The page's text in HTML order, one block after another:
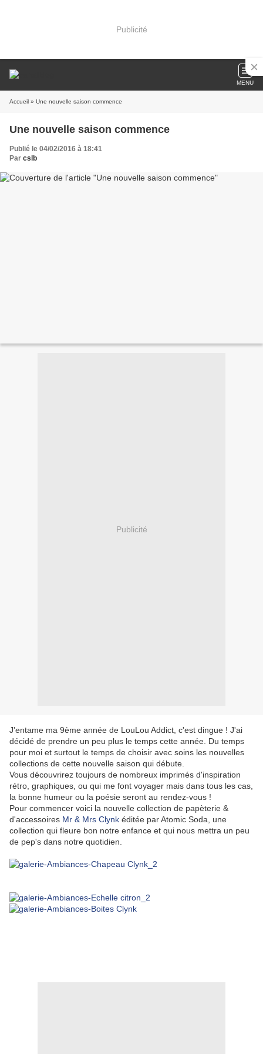
Publicité
MENU
Accueil » Une nouvelle saison commence
Une nouvelle saison commence
Publié le 04/02/2016 à 18:41
Par cslb
Publicité
J'entame ma 9ème année de LouLou Addict, c'est dingue ! J'ai
décidé de prendre un peu plus le temps cette année. Du temps
pour moi et surtout le temps de choisir avec soins les nouvelles
collections de cette nouvelle saison qui débute.
Vous découvrirez toujours de nombreux imprimés d'inspiration
rétro, graphiques, ou qui me font voyager mais dans tous les cas,
la bonne humeur ou la poésie seront au rendez-vous !
Pour commencer voici la nouvelle collection de papèterie &
d'accessoires Mr & Mrs Clynk éditée par Atomic Soda, une
collection qui fleure bon notre enfance et qui nous mettra un peu
de pep's dans notre quotidien.